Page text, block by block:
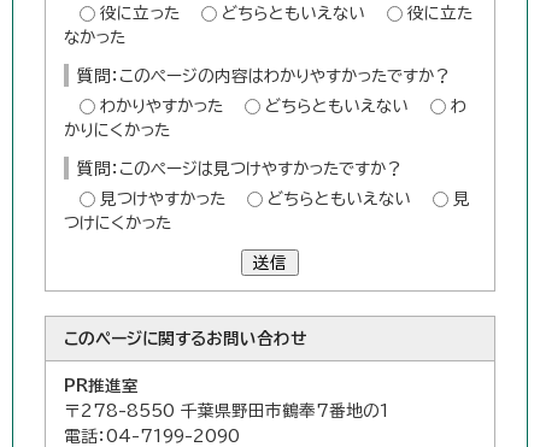
役に立った
どちらともいえない
役に立た
なかった
質問：このページの内容はわかりやすかったですか？
わかりやすかった
どちらともいえない
わ
かりにくかった
質問：このページは見つけやすかったですか？
見つけやすかった
どちらともいえない
見
つけにくかった
送信
このページに関するお問い合わせ
PR推進室
〒278-8550 千葉県野田市鶴奉7番地の1
電話：04-7199-2090